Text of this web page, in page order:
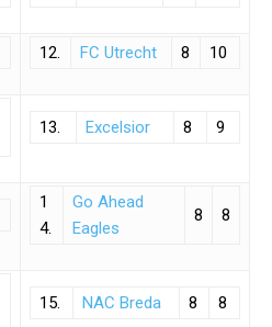
12. FC Utrecht 8 10
13. Excelsior 8 9
1
4.
Go Ahead
Eagles
8 8
15. NAC Breda 8 8